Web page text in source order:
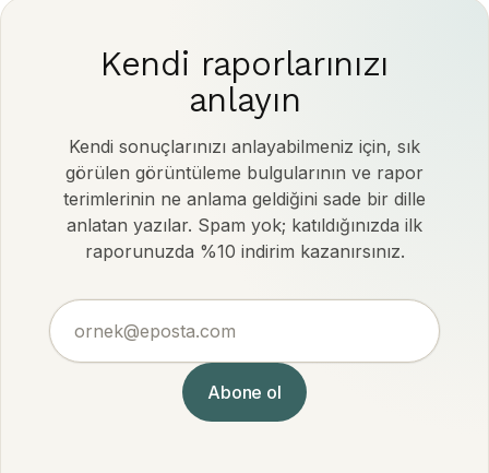
Kendi raporlarınızı
anlayın
Kendi sonuçlarınızı anlayabilmeniz için, sık
görülen görüntüleme bulgularının ve rapor
terimlerinin ne anlama geldiğini sade bir dille
anlatan yazılar. Spam yok; katıldığınızda ilk
raporunuzda %10 indirim kazanırsınız.
Abone ol